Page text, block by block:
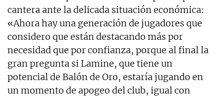
cantera ante la delicada situación económica:
«Ahora hay una generación de jugadores que
considero que están destacando más por
necesidad que por confianza, porque al final la
gran pregunta si Lamine, que tiene un
potencial de Balón de Oro, estaría jugando en
un momento de apogeo del club, igual con